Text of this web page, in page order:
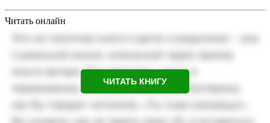
Читать онлайн
ЧИТАТЬ КНИГУ